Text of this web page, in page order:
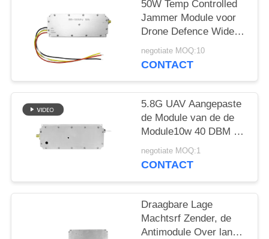
50W Temp Controlled
Jammer Module voor
Drone Defence Wide
Band 433MHZ 1.2G
2.4G 5.2G
negotiate MOQ:10
CONTACT
5.8G UAV Aangepaste
de Module van de de
Module10w 40 DBM rf
Stoorzender van de
Signaalstoorzender
negotiate MOQ:1
CONTACT
Draagbare Lage
Machtsrf Zender, de
Antimodule Over lange